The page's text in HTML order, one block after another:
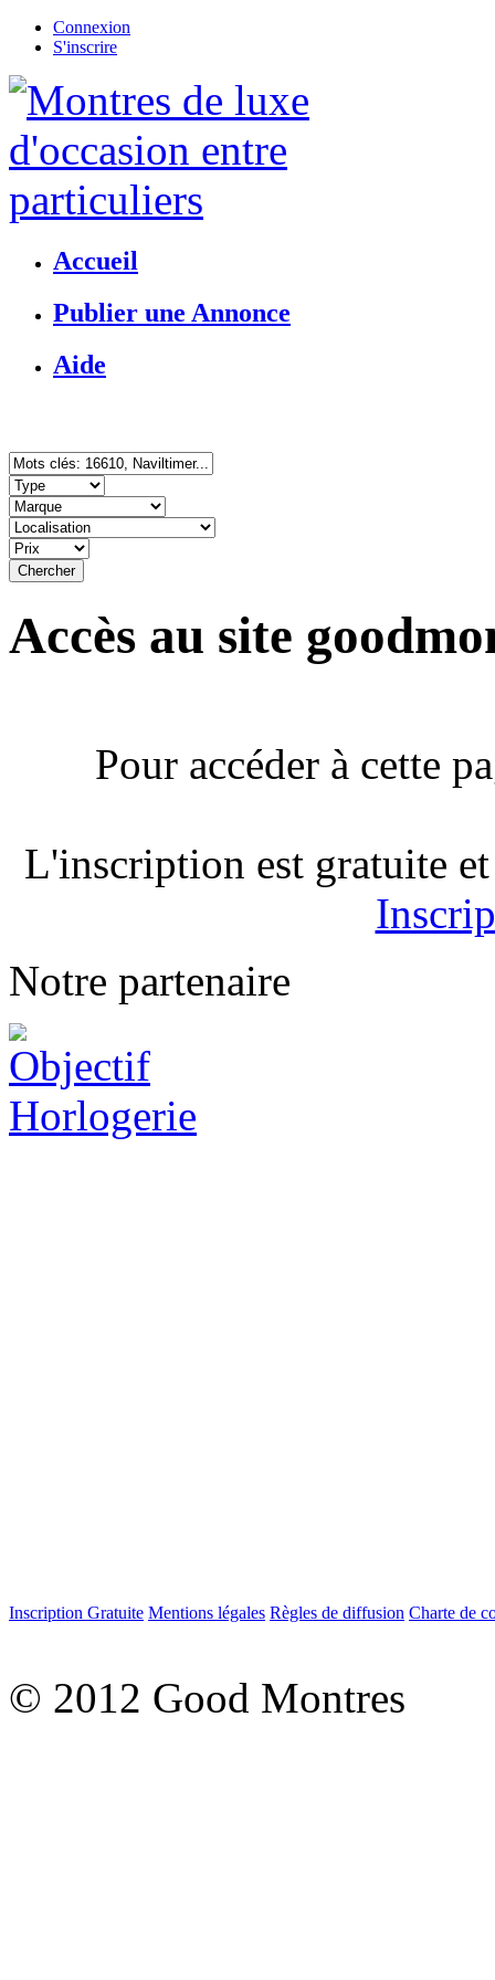
Connexion
S'inscrire
Accueil
Publier une Annonce
Aide
Accès au site
Pour accéder à cette
L'inscription est gratuite
Notre partenaire
Inscription Gratuite Mentions légales Règles de diffusion Charte de
© 2012 Good Montres